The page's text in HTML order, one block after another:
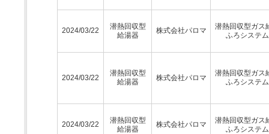
2024/03/22
潜熱回収型
給湯器
株式会社パロマ
潜熱回収型ガス
ふろシステム
2024/03/22
潜熱回収型
給湯器
株式会社パロマ
潜熱回収型ガス
ふろシステム
2024/03/22
潜熱回収型
給湯器
株式会社パロマ
潜熱回収型ガス
ふろシステム